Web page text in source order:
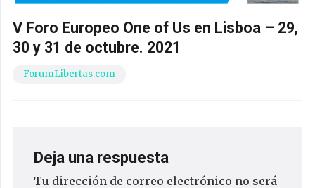
V Foro Europeo One of Us en Lisboa – 29,
30 y 31 de octubre. 2021
ForumLibertas.com
Deja una respuesta
Tu dirección de correo electrónico no será